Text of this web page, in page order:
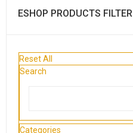
ESHOP PRODUCTS FILTER
Reset All
Search
Categories